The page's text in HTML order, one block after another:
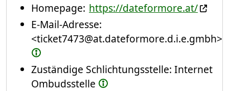
Homepage: https://dateformore.at/
E-Mail-Adresse:
<ticket7473@at.dateformore.d.i.e.gmbh>
Zuständige Schlichtungsstelle: Internet
Ombudsstelle